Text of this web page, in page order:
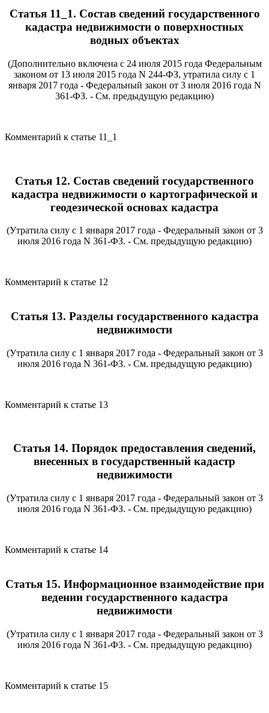
Статья 11_1. Состав сведений государственного
кадастра недвижимости о поверхностных
водных объектах
(Дополнительно включена с 24 июля 2015 года Федеральным
законом от 13 июля 2015 года N 244-ФЗ, утратила силу с 1
января 2017 года - Федеральный закон от 3 июля 2016 года N
361-ФЗ. - См. предыдущую редакцию)
Комментарий к статье 11_1
Статья 12. Состав сведений государственного
кадастра недвижимости о картографической и
геодезической основах кадастра
(Утратила силу с 1 января 2017 года - Федеральный закон от 3
июля 2016 года N 361-ФЗ. - См. предыдущую редакцию)
Комментарий к статье 12
Статья 13. Разделы государственного кадастра
недвижимости
(Утратила силу с 1 января 2017 года - Федеральный закон от 3
июля 2016 года N 361-ФЗ. - См. предыдущую редакцию)
Комментарий к статье 13
Статья 14. Порядок предоставления сведений,
внесенных в государственный кадастр
недвижимости
(Утратила силу с 1 января 2017 года - Федеральный закон от 3
июля 2016 года N 361-ФЗ. - См. предыдущую редакцию)
Комментарий к статье 14
Статья 15. Информационное взаимодействие при
ведении государственного кадастра
недвижимости
(Утратила силу с 1 января 2017 года - Федеральный закон от 3
июля 2016 года N 361-ФЗ. - См. предыдущую редакцию)
Комментарий к статье 15